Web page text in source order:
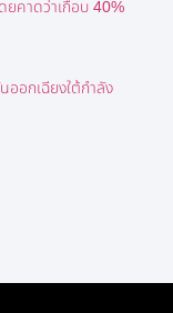
ยคาดว่าเกือบ 40%
ออกเฉียงใต้กำลัง